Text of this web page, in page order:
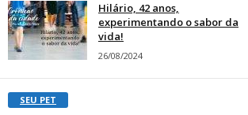
Hilário, 42 anos,
experimentando o sabor da
vida!
26/08/2024
SEU PET